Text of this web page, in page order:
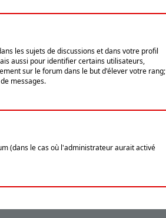
les sujets de discussions et dans votre profil
aussi pour identifier certains utilisateurs,
sur le forum dans le but d'élever votre rang;
messages.
(dans le cas où l'administrateur aurait activé